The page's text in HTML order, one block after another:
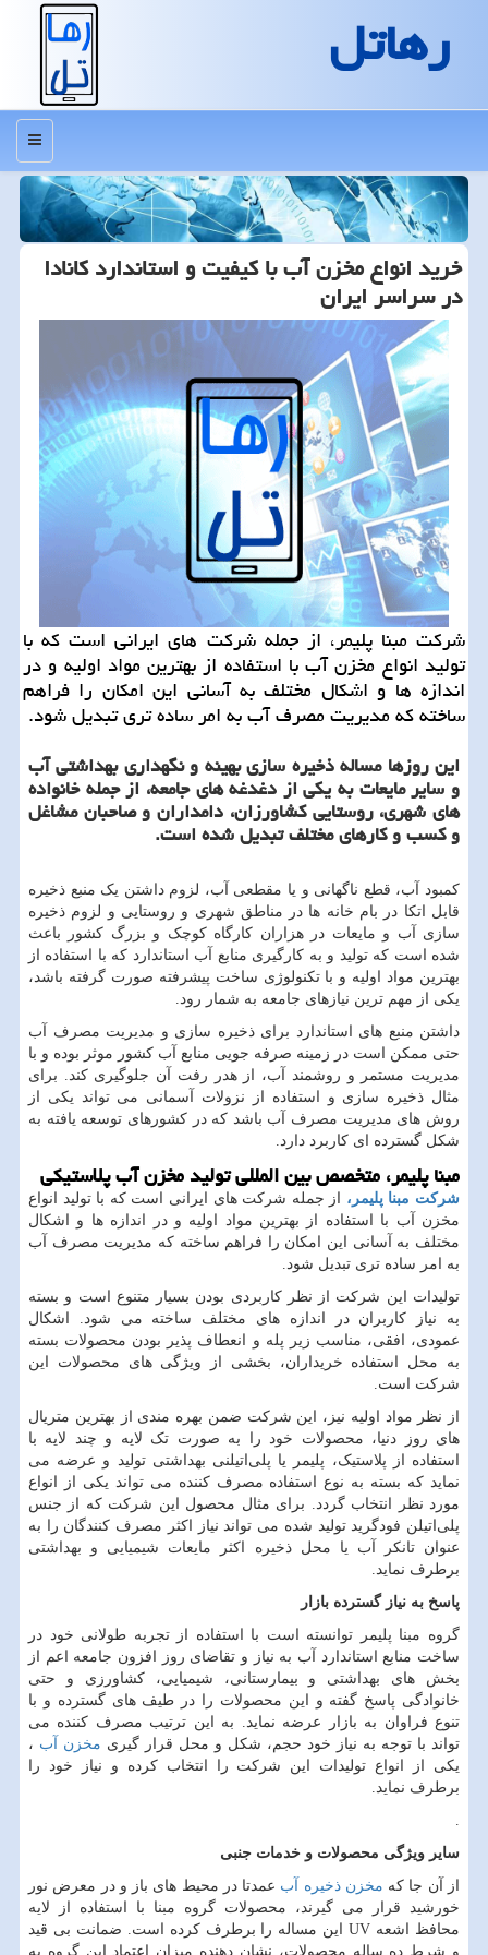
رهاتل
منو
خرید انواع مخزن آب با كیفیت و استاندارد كانادا
در سراسر ایران
شركت مبنا پلیمر، از جمله شركت های ایرانی است كه با
تولید انواع مخزن آب با استفاده از بهترین مواد اولیه و در
اندازه ها و اشكال مختلف به آسانی این امكان را فراهم
ساخته كه مدیریت مصرف آب به امر ساده تری تبدیل شود.
این روزها مساله ذخیره سازی بهینه و نگهداری بهداشتی آب
و سایر مایعات به یکی از دغدغه های جامعه، از جمله خانواده
های شهری، روستایی کشاورزان، دامداران و صاحبان مشاغل
و کسب و کارهای مختلف تبدیل شده است.
کمبود آب، قطع ناگهانی و یا مقطعی آب، لزوم داشتن یک منبع ذخیره
قابل اتکا در بام خانه ها در مناطق شهری و روستایی و لزوم ذخیره
سازی آب و مایعات در هزاران کارگاه کوچک و بزرگ کشور باعث
شده است که تولید و به کارگیری منابع آب استاندارد که با استفاده از
بهترین مواد اولیه و با تکنولوژی ساخت پیشرفته صورت گرفته باشد،
یکی از مهم ترین نیازهای جامعه به شمار رود.
داشتن منبع های استاندارد برای ذخیره سازی و مدیریت مصرف آب
حتی ممکن است در زمینه صرفه جویی منابع آب کشور موثر بوده و با
مدیریت مستمر و روشمند آب، از هدر رفت آن جلوگیری کند. برای
مثال ذخیره سازی و استفاده از نزولات آسمانی می تواند یکی از
روش های مدیریت مصرف آب باشد که در کشورهای توسعه یافته به
شکل گسترده ای کاربرد دارد.
مبنا پلیمر، متخصص بین المللی تولید مخزن آب پلاستیکی
شرکت مبنا پلیمر، از جمله شرکت های ایرانی است که با تولید انواع
مخزن آب با استفاده از بهترین مواد اولیه و در اندازه ها و اشکال
مختلف به آسانی این امکان را فراهم ساخته که مدیریت مصرف آب
به امر ساده تری تبدیل شود.
تولیدات این شرکت از نظر کاربردی بودن بسیار متنوع است و بسته
به نیاز کاربران در اندازه های مختلف ساخته می شود. اشکال
عمودی، افقی، مناسب زیر پله و انعطاف پذیر بودن محصولات بسته
به محل استفاده خریداران، بخشی از ویژگی های محصولات این
شرکت است.
از نظر مواد اولیه نیز، این شرکت ضمن بهره مندی از بهترین متریال
های روز دنیا، محصولات خود را به صورت تک لایه و چند لایه با
استفاده از پلاستیک، پلیمر یا پلی‌اتیلنی بهداشتی تولید و عرضه می
نماید که بسته به نوع استفاده مصرف کننده می تواند یکی از انواع
مورد نظر انتخاب گردد. برای مثال محصول این شرکت که از جنس
پلی‌اتیلن فودگرید تولید شده می تواند نیاز اکثر مصرف کنندگان را به
عنوان تانکر آب یا محل ذخیره اکثر مایعات شیمیایی و بهداشتی
برطرف نماید.
پاسخ به نیاز گسترده بازار
گروه مبنا پلیمر توانسته است با استفاده از تجربه طولانی خود در
ساخت منابع استاندارد آب به نیاز و تقاضای روز افزون جامعه اعم از
بخش های بهداشتی و بیمارستانی، شیمیایی، کشاورزی و حتی
خانوادگی پاسخ گفته و این محصولات را در طیف های گسترده و با
تنوع فراوان به بازار عرضه نماید. به این ترتیب مصرف کننده می
تواند با توجه به نیاز خود حجم، شکل و محل قرار گیری مخزن آب ،
یکی از انواع تولیدات این شرکت را انتخاب کرده و نیاز خود را
برطرف نماید.
سایر ویژگی محصولات و خدمات جنبی
از آن جا که مخزن ذخیره آب عمدتا در محیط های باز و در معرض نور
خورشید قرار می گیرند، محصولات گروه مبنا با استفاده از لایه
محافظ اشعه UV این مساله را برطرف کرده است. ضمانت بی قید
و شرط ده ساله محصولات، نشان دهنده میزان اعتماد این گروه به